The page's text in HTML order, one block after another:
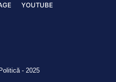
YOUTUBE
- 2025